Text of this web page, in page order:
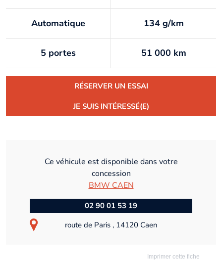
Automatique 134 g/km
5 portes 51 000 km
RÉSERVER UN ESSAI
JE SUIS INTÉRESSÉ(E)
Ce véhicule est disponible dans votre
concession
BMW CAEN
02 90 01 53 19
route de Paris , 14120 Caen
Imprimer cette fiche